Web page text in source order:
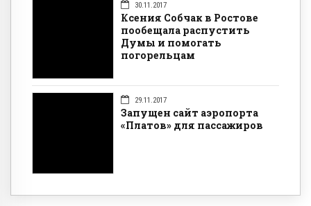
30.11.2017
Ксения Собчак в Ростове
пообещала распустить
Думы и помогать
погорельцам
29.11.2017
Запущен сайт аэропорта
«Платов» для пассажиров